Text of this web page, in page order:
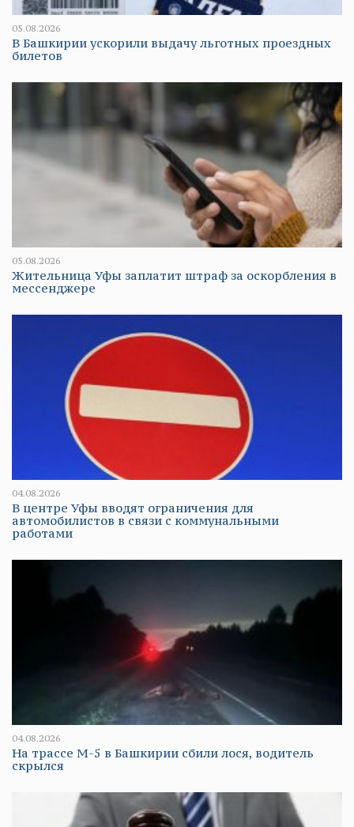
05.08.2026
В Башкирии ускорили выдачу льготных проездных
билетов
05.08.2026
Жительница Уфы заплатит штраф за оскорбления в
мессенджере
04.08.2026
В центре Уфы вводят ограничения для
автомобилистов в связи с коммунальными
работами
04.08.2026
На трассе М-5 в Башкирии сбили лося, водитель
скрылся